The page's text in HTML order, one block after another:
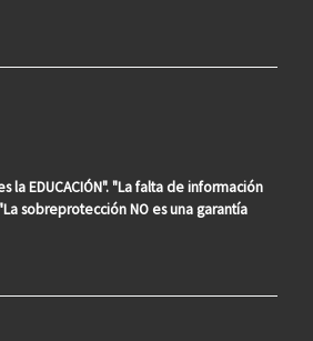
la EDUCACIÓN". "La falta de información
sobreprotección NO es una garantía